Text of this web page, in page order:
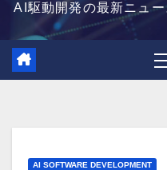
AI駆動開発の最新ニュ
AI SOFTWARE DEVELOPMENT